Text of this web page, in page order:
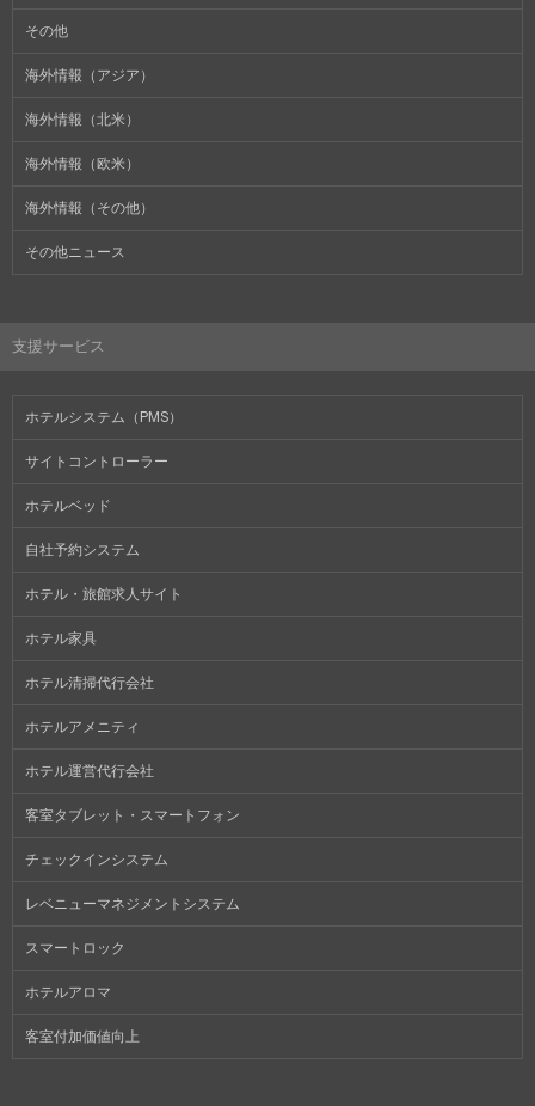
その他
海外情報（アジア）
海外情報（北米）
海外情報（欧米）
海外情報（その他）
その他ニュース
支援サービス
ホテルシステム（PMS）
サイトコントローラー
ホテルベッド
自社予約システム
ホテル・旅館求人サイト
ホテル家具
ホテル清掃代行会社
ホテルアメニティ
ホテル運営代行会社
客室タブレット・スマートフォン
チェックインシステム
レベニューマネジメントシステム
スマートロック
ホテルアロマ
客室付加価値向上